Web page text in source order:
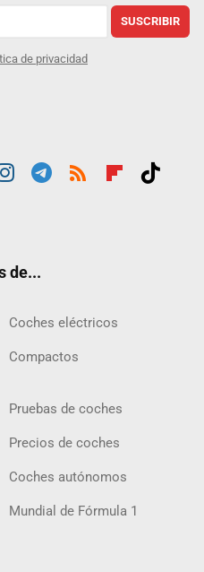
SUSCRIBIR
de privacidad
de...
Coches eléctricos
Compactos
Pruebas de coches
Precios de coches
Coches autónomos
Mundial de Fórmula 1